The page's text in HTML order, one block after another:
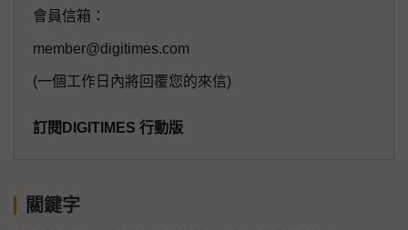
會員信箱：
member@digitimes.com
(一個工作日內將回覆您的來信)
訂閱DIGITIMES 行動版
關鍵字